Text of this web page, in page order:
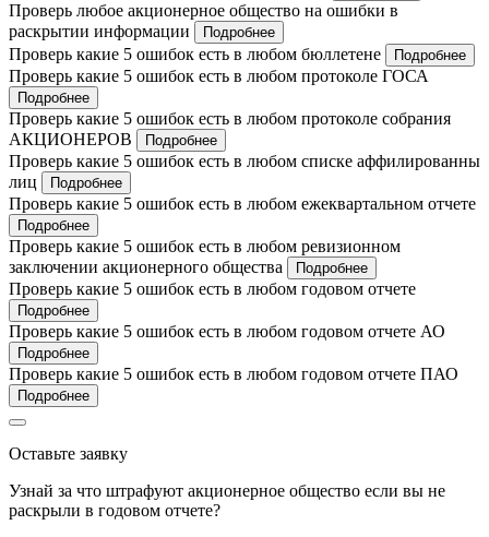
Проверь любое акционерное общество на ошибки в
раскрытии информации
Подробнее
Проверь какие 5 ошибок есть в любом бюллетене Подробнее
Проверь какие 5 ошибок есть в любом протоколе ГОСА
Подробнее
Проверь какие 5 ошибок есть в любом протоколе собрания
АКЦИОНЕРОВ
Подробнее
Проверь какие 5 ошибок есть в любом списке аффилированны
лиц
Подробнее
Проверь какие 5 ошибок есть в любом ежеквартальном отчете
Подробнее
Проверь какие 5 ошибок есть в любом ревизионном
заключении акционерного общества
Подробнее
Проверь какие 5 ошибок есть в любом годовом отчете
Подробнее
Проверь какие 5 ошибок есть в любом годовом отчете АО
Подробнее
Проверь какие 5 ошибок есть в любом годовом отчете ПАО
Подробнее
Оставьте заявку
Узнай за что штрафуют акционерное общество если вы не
раскрыли в годовом отчете?